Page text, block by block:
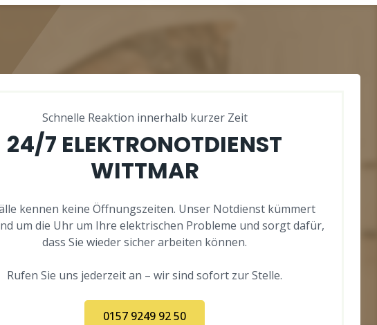
Schnelle Reaktion innerhalb kurzer Zeit
24/7 ELEKTRONOTDIENST
WITTMAR
kennen keine Öffnungszeiten. Unser Notdienst kümmert
um die Uhr um Ihre elektrischen Probleme und sorgt dafür,
dass Sie wieder sicher arbeiten können.
Rufen Sie uns jederzeit an – wir sind sofort zur Stelle.
0157 9249 92 50